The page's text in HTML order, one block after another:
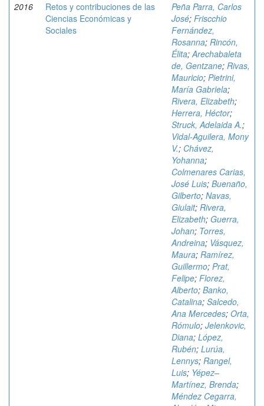
2016
Retos y contribuciones de las
Ciencias Económicas y
Sociales
Peña Parra, Carlos
José; Friscchio
Fernández,
Rosanna; Rincón,
Élita;Arechabaleta
de, Gentzane; Rivas,
Mauricio; Pietrini,
María Gabriela;
Rivera, Elizabeth;
Herrera, Héctor;
Struck, Adelaida A.;
Vidal-Aguilera, Mony
V.; Chávez,
Yohanna;
Colmenares Carias,
José Luis; Buenaño,
Gilberto; Navas,
Giulait; Rivera,
Elizabeth; Guerra,
Johan; Torres,
Andreina; Vásquez,
Maura; Ramírez,
Guillermo; Prat,
Felipe; Florez,
Alberto; Banko,
Catalina; Salcedo,
Ana Mercedes; Orta,
Rómulo; Jelenkovic,
Diana; López,
Rubén; Lurúa,
Lennys; Rangel,
Luis; Yépez–
Martínez, Brenda;
Méndez Cegarra,